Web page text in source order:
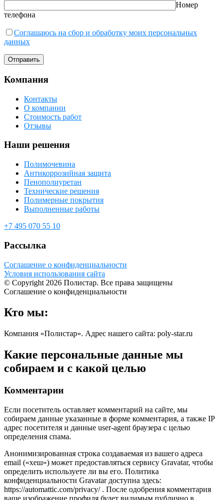
Номер
телефона
Соглашаюсь на сбор и обработку моих персональных
данных
Компания
Контакты
О компании
Стоимость работ
Отзывы
Наши решения
Полимочевина
Антикоррозийная защита
Пенополиуретан
Технические решения
Полимерные покрытия
Выполненные работы
+7 495 070 55 10
Рассылка
Соглашение о конфиденциальности
Условия использования сайта
© Copyright 2026 Полистар. Все права защищены
Соглашение о конфиденциальности
Кто мы:
Компания «Полистар». Адрес нашего сайта: poly-star.ru
Какие персональные данные мы
собираем и с какой целью
Комментарии
Если посетитель оставляет комментарий на сайте, мы
собираем данные указанные в форме комментария, а также IP
адрес посетителя и данные user-agent браузера с целью
определения спама.
Анонимизированная строка создаваемая из вашего адреса
email («хеш») может предоставляться сервису Gravatar, чтобы
определить используете ли вы его. Политика
конфиденциальности Gravatar доступна здесь:
https://automattic.com/privacy/ . После одобрения комментария
ваше изображение профиля будет видимым публично в